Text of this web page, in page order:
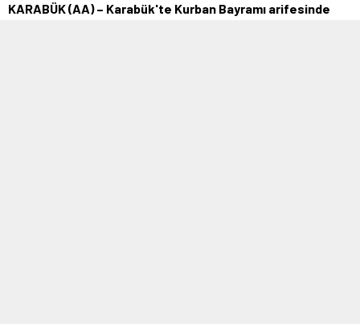
KARABÜK (AA) – Karabük'te Kurban Bayramı arifesinde